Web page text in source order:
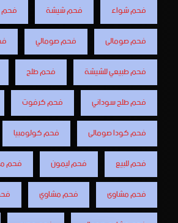
فحم شواء
فحم شيشة
فحم صومالى
فحم صومالي
فحم طبيعي للشيشة
فحم طلح
فحم طلح سوداني
فحم كرفوت
فحم كودا صومالى
فحم كولومبيا
فحم للبيع
فحم ليمون
فحم
فحم مشاوى
فحم مشاوي